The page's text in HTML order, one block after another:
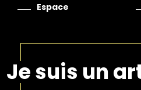
Espace
Je suis un